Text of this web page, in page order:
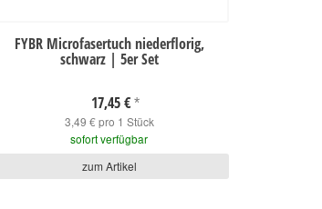
FYBR Microfasertuch niederflorig,
schwarz | 5er Set
17,45 € *
3,49 € pro 1 Stück
sofort verfügbar
zum Artikel